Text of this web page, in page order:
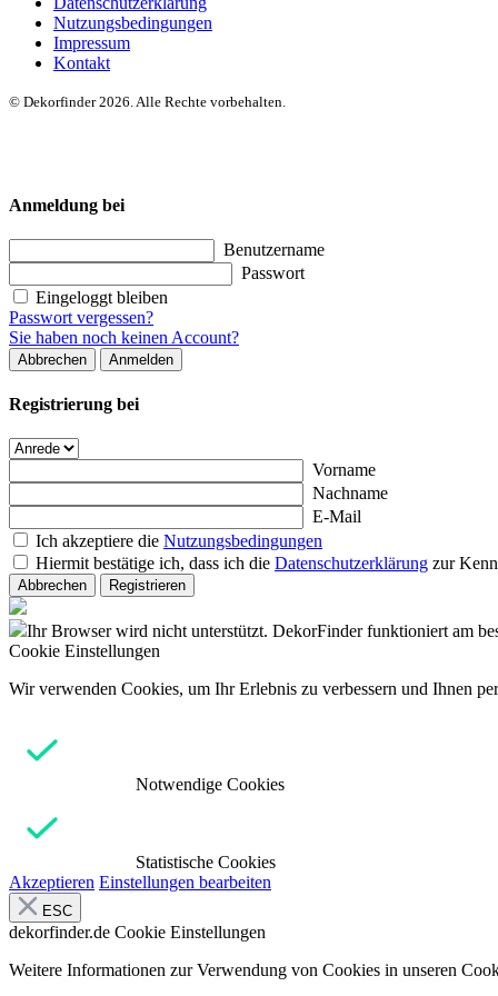
Nutzungsbedingungen
Impressum
Kontakt
© Dekorfinder 2026. Alle Rechte vorbehalten.
Anmeldung bei
Benutzername
Passwort
Eingeloggt bleiben
Passwort vergessen?
Sie haben noch keinen Account?
Abbrechen Anmelden
Registrierung bei
Vorname
Nachname
E-Mail
Ich akzeptiere die Nutzungsbedingungen
Hiermit bestätige ich, dass ich die Datenschutzerklärung zur
Abbrechen Registrieren
Ihr Browser wird nicht unterstützt. DekorFinder funktioniert am
Cookie Einstellungen
Wir verwenden Cookies, um Ihr Erlebnis zu verbessern und Ihnen
Notwendige Cookies
Statistische Cookies
Akzeptieren Einstellungen bearbeiten
ESC
dekorfinder.de Cookie Einstellungen
Weitere Informationen zur Verwendung von Cookies in unseren